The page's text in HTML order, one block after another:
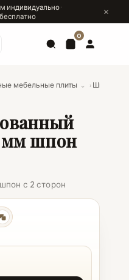
индивидуально ·
0
мебельные плиты ⌄ ›
мм шпон
с 2 сторон
копировать